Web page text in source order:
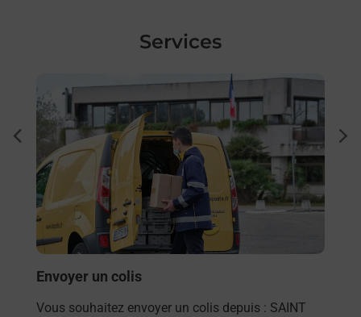
Services
En savoir plus
Envoyer un colis
Vous souhaitez envoyer un colis depuis : SAINT